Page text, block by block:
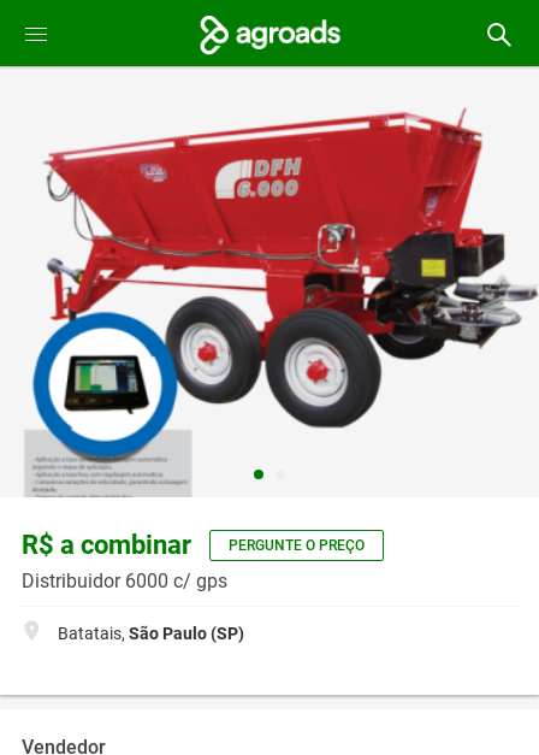
R$ a combinar PERGUNTE O PREÇO
Distribuidor 6000 c/ gps
Batatais, São Paulo (SP)
Vendedor